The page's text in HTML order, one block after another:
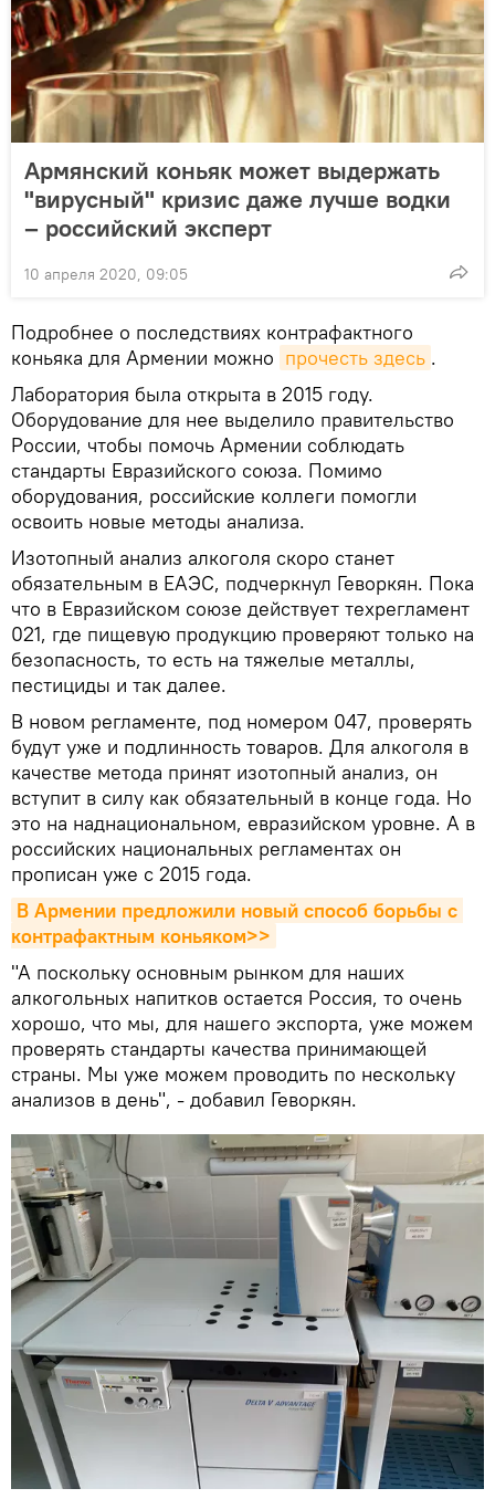
Армянский коньяк может выдержать
"вирусный" кризис даже лучше водки
– российский эксперт
10 апреля 2020, 09:05
Подробнее о последствиях контрафактного
коньяка для Армении можно прочесть здесь .
Лаборатория была открыта в 2015 году.
Оборудование для нее выделило правительство
России, чтобы помочь Армении соблюдать
стандарты Евразийского союза. Помимо
оборудования, российские коллеги помогли
освоить новые методы анализа.
Изотопный анализ алкоголя скоро станет
обязательным в ЕАЭС, подчеркнул Геворкян. Пока
что в Евразийском союзе действует техрегламент
021, где пищевую продукцию проверяют только на
безопасность, то есть на тяжелые металлы,
пестициды и так далее.
В новом регламенте, под номером 047, проверять
будут уже и подлинность товаров. Для алкоголя в
качестве метода принят изотопный анализ, он
вступит в силу как обязательный в конце года. Но
это на наднациональном, евразийском уровне. А в
российских национальных регламентах он
прописан уже с 2015 года.
В Армении предложили новый способ борьбы с
контрафактным коньяком>>
"А поскольку основным рынком для наших
алкогольных напитков остается Россия, то очень
хорошо, что мы, для нашего экспорта, уже можем
проверять стандарты качества принимающей
страны. Мы уже можем проводить по нескольку
анализов в день", - добавил Геворкян.